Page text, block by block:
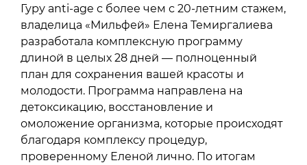
Гуру anti-age с более чем с 20-летним стажем,
владелица «Мильфей» Елена Темиргалиева
разработала комплексную программу
длиной в целых 28 дней — полноценный
план для сохранения вашей красоты и
молодости. Программа направлена на
детоксикацию, восстановление и
омоложение организма, которые происходят
благодаря комплексу процедур,
проверенному Еленой лично. По итогам